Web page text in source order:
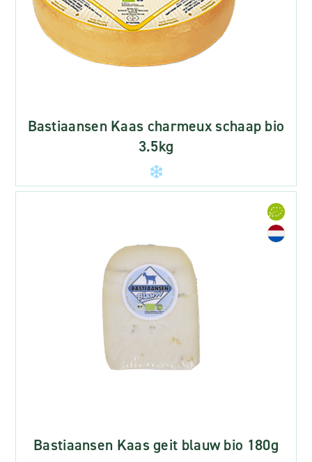
Bastiaansen Kaas charmeux schaap bio
3.5kg
Bastiaansen Kaas geit blauw bio 180g